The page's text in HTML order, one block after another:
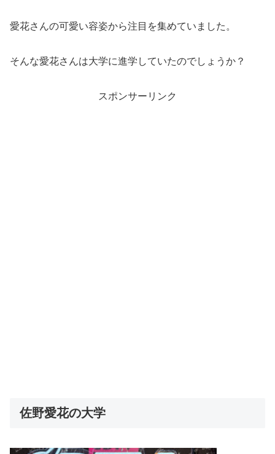
愛花さんの可愛い容姿から注目を集めていました。
そんな愛花さんは大学に進学していたのでしょうか？
スポンサーリンク
佐野愛花の大学